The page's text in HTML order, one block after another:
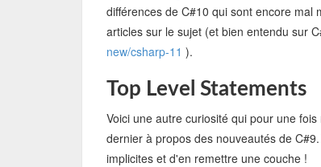
différences de C#10 qui sont encore mal
articles sur le sujet (et bien entendu sur
new/csharp-11 ).
Top Level Statements
Voici une autre curiosité qui pour une
dernier à propos des nouveautés de
implicites et d'en remettre une couche !